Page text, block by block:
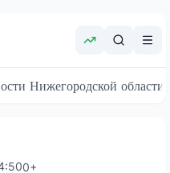
Нижегородской области
0+